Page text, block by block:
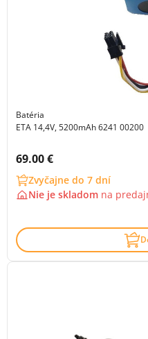
Batéria
ETA 14,4V, 5200mAh 6241 00200
Cena s DPH:
69.00 €
Zvyčajne do 7 dní
Nie je skladom na